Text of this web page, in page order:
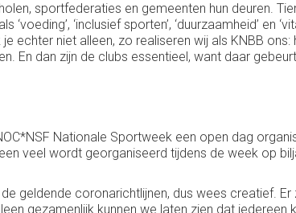
sportfederaties en gemeenten hun deuren.
‘inclusief sporten’, ‘duurzaamheid’ en
echter niet alleen, zo realiseren wij als KNBB
En dan zijn de clubs essentieel, want daar
Nationale Sportweek een open dag
veel wordt georganiseerd tijdens de week op
geldende coronarichtlijnen, dus wees creatief. Er
gezamenlijk kunnen we laten zien dat iedereen